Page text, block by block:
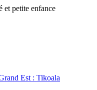
et petite enfance